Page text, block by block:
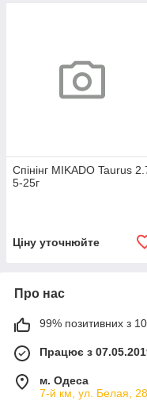
Спінінг MIKADO Taurus
5-25г
Ціну уточнюйте
Про нас
99% позитивних з
Працює з
м. Одеса
7-й км, ул. Белая,